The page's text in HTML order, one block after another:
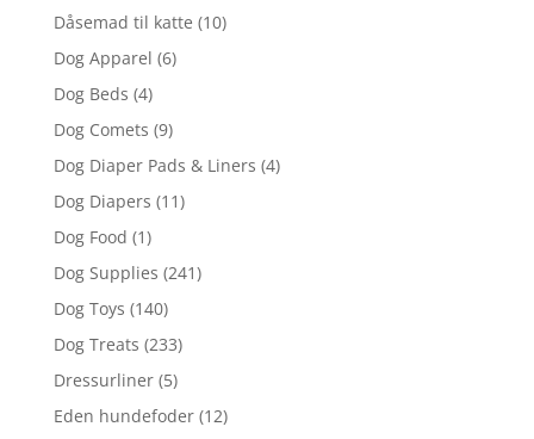
Dåsemad til katte (10)
Dog Apparel (6)
Dog Beds (4)
Dog Comets (9)
Dog Diaper Pads & Liners (4)
Dog Diapers (11)
Dog Food (1)
Dog Supplies (241)
Dog Toys (140)
Dog Treats (233)
Dressurliner (5)
Eden hundefoder (12)